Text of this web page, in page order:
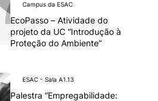
Campus da ESAC
EcoPasso – Atividade do
projeto da UC “Introdução à
Proteção do Ambiente”
ESAC - Sala A1.13
Palestra “Empregabilidade: